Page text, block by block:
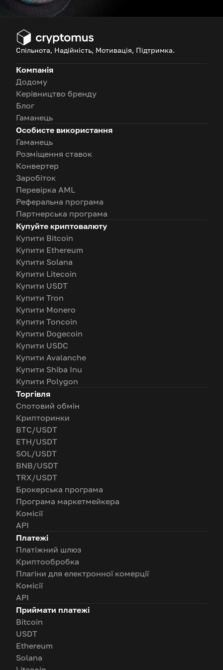
Спільнота, Надійність, Мотивація, Підтримка.
Компанія
Додому
Керівництво бренду
Блог
Гаманець
Особисте використання
Гаманець
Розміщення ставок
Конвертер
Заробіток
Перевірка AML
Реферальна програма
Партнерська програма
Купуйте криптовалюту
Купити Bitcoin
Купити Ethereum
Купити Solana
Купити Litecoin
Купити USDT
Купити Tron
Купити Monero
Купити Toncoin
Купити Dogecoin
Купити USDC
Купити Avalanche
Купити Shiba Inu
Купити Polygon
Торгівля
Спотовий обмін
Крипторинки
BTC/USDT
ETH/USDT
SOL/USDT
BNB/USDT
TRX/USDT
Брокерська програма
Програма маркетмейкера
Комісії
API
Платежі
Платіжний шлюз
Криптообробка
Плагіни для електронної комерції
Комісії
API
Приймати платежі
Bitcoin
USDT
Ethereum
Solana